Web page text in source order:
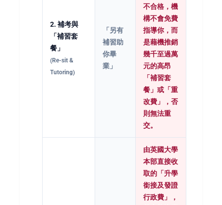
2. 補考與
「補習套
餐」
(Re-sit &
Tutoring)
「另有
補習助
你畢
業」
不合格，機
構不會免費
指導你，而
是藉機推銷
幾千至過萬
元的高昂
「補習套
餐」或「重
改費」
，否
則無法重
交。
由英國大學
本部直接收
取的「升學
銜接及發證
行政費」，